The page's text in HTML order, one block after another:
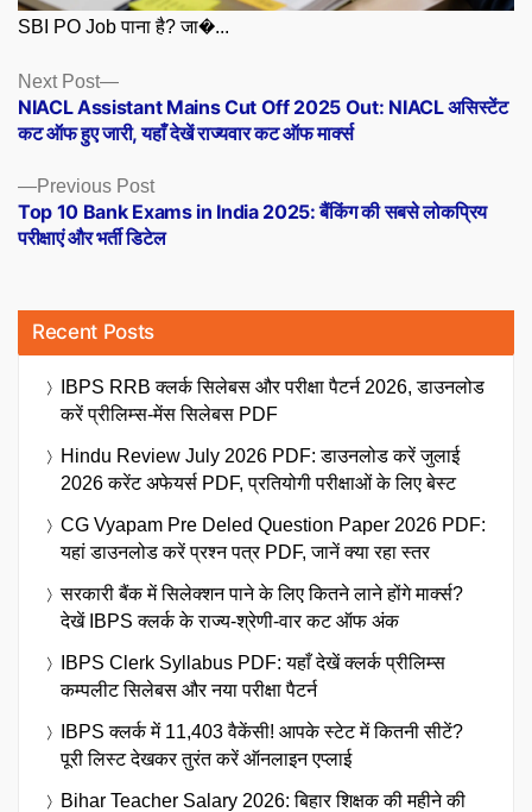
SBI PO Job पाना है? जा�...
Posts
navigation
Previous PostPrevious
post:
Top 10 Bank Exams in India 2025: बैंकिंग की सबसे लोकप्रिय
परीक्षाएं और भर्ती डिटेल
Next Post
Next
post:
NIACL Assistant Mains Cut Off 2025 Out: NIACL असिस्टेंट
कट ऑफ हुए जारी, यहाँ देखें राज्यवार कट ऑफ मार्क्स
Recent Posts
IBPS RRB क्लर्क सिलेबस और परीक्षा पैटर्न 2026, डाउनलोड
करें प्रीलिम्स-मेंस सिलेबस PDF
Hindu Review July 2026 PDF: डाउनलोड करें जुलाई
2026 करेंट अफेयर्स PDF, प्रतियोगी परीक्षाओं के लिए बेस्ट
CG Vyapam Pre Deled Question Paper 2026 PDF:
यहां डाउनलोड करें प्रश्न पत्र PDF, जानें क्या रहा स्तर
सरकारी बैंक में सिलेक्शन पाने के लिए कितने लाने होंगे मार्क्स?
देखें IBPS क्लर्क के राज्य-श्रेणी-वार कट ऑफ अंक
IBPS Clerk Syllabus PDF: यहाँ देखें क्लर्क प्रीलिम्स
कम्पलीट सिलेबस और नया परीक्षा पैटर्न
IBPS क्लर्क में 11,403 वैकेंसी! आपके स्टेट में कितनी सीटें?
पूरी लिस्ट देखकर तुरंत करें ऑनलाइन एप्लाई
Bihar Teacher Salary 2026: बिहार शिक्षक की महीने की